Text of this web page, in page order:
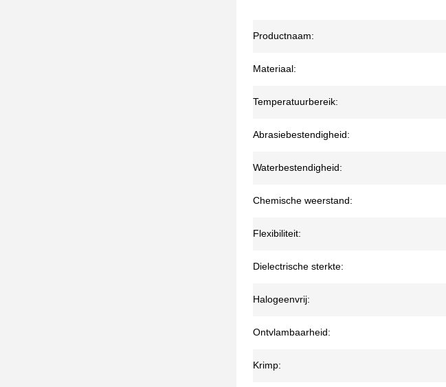
Productnaam:
Materiaal:
Temperatuurbereik:
Abrasiebestendigheid:
Waterbestendigheid:
Chemische weerstand:
Flexibiliteit:
Dielectrische sterkte:
Halogeenvrij:
Ontvlambaarheid:
Krimp: